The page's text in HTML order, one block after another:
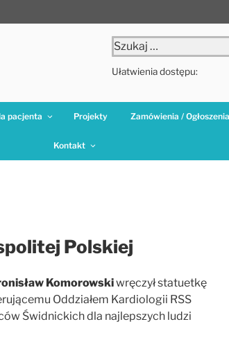
Szukaj:
Ułatwienia dostępu:
pacjenta Projekty Zamówienia / Ogłoszenia
Kontakt
Polskiej
Komorowskiwręczył statuetkę
Oddziałem Kardiologii RSS
Świdnickich dla najlepszych ludzi